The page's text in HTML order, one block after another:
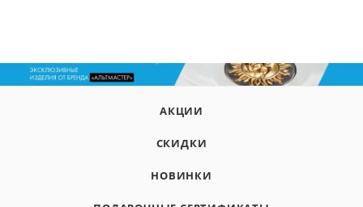
АКЦИИ
СКИДКИ
НОВИНКИ